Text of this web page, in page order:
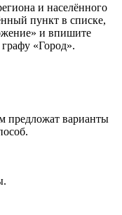
и населённого
пункт в списке,
и впишите
«Город».
предложат варианты